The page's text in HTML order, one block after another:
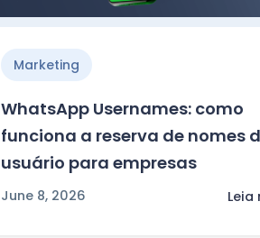
Marketing
WhatsApp Usernames: como
funciona a reserva de nomes
usuário para empresas
June 8, 2026 Leia